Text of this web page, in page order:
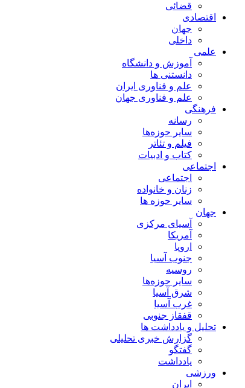
قضائی
اقتصادی
جهان
داخلی
علمی
آموزش و دانشگاه
دانستنی ها
علم و فناوری ایران
علم و فناوری جهان
فرهنگی
رسانه
سایر حوزه‌ها
فیلم و تئاتر
کتاب و ادبیات
اجتماعی
اجتماعی
زنان و خانواده
سایر حوزه ها
جهان
آسیای مرکزی
آمریکا
اروپا
جنوب آسیا
روسیه
سایر حوزه‌ها
شرق آسیا
غرب آسیا
قفقاز جنوبی
تحلیل و یادداشت ها
گزارش خبری تحلیلی
گفتگو
یادداشت
ورزشی
ایران